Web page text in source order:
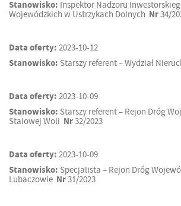
Stanowisko: Inspektor Nadzoru
Wojewódzkich w Ustrzykach Dolnych Nr34/
Data oferty: 2023-10-12
Stanowisko: Starszy referent – Wydział
Data oferty: 2023-10-09
Stanowisko: Starszy referent – Rejon Dróg
Stalowej Woli Nr32/2023
Data oferty: 2023-10-09
Stanowisko: Specjalista – Rejon Dróg
Lubaczowie Nr31/2023